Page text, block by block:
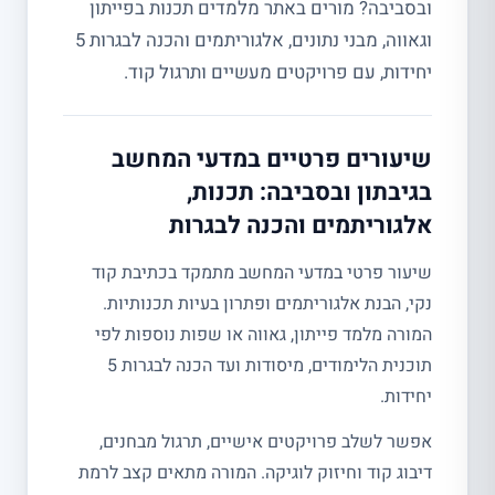
ובסביבה? מורים באתר מלמדים תכנות בפייתון
וגאווה, מבני נתונים, אלגוריתמים והכנה לבגרות 5
יחידות, עם פרויקטים מעשיים ותרגול קוד.
שיעורים פרטיים במדעי המחשב
בגיבתון ובסביבה: תכנות,
אלגוריתמים והכנה לבגרות
שיעור פרטי במדעי המחשב מתמקד בכתיבת קוד
נקי, הבנת אלגוריתמים ופתרון בעיות תכנותיות.
המורה מלמד פייתון, גאווה או שפות נוספות לפי
תוכנית הלימודים, מיסודות ועד הכנה לבגרות 5
יחידות.
אפשר לשלב פרויקטים אישיים, תרגול מבחנים,
דיבוג קוד וחיזוק לוגיקה. המורה מתאים קצב לרמת